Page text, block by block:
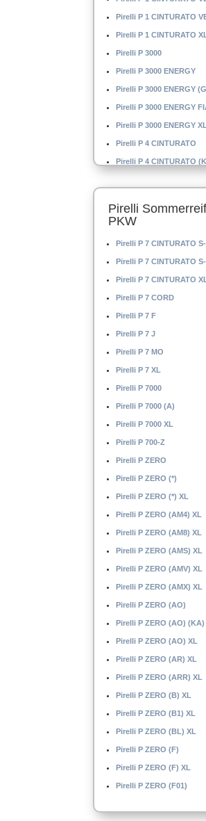
Pirelli P 1 CINTURATO
Pirelli P 1 CINTURATO
Pirelli P 3000
Pirelli P 3000 ENERGY
Pirelli P 3000 ENERGY
Pirelli P 3000 ENERGY
Pirelli P 3000 ENERGY XL
Pirelli P 4 CINTURATO
Pirelli P 4 CINTURATO
Pirelli P 4000 E
Pirelli
PKW
Pirelli P 7 CINTURATO
Pirelli P 7 CINTURATO
Pirelli P 7 CINTURATO
Pirelli P 7 CORD
Pirelli P 7 F
Pirelli P 7 J
Pirelli P 7 MO
Pirelli P 7 XL
Pirelli P 7000
Pirelli P 7000 (A)
Pirelli P 7000 XL
Pirelli P 700-Z
Pirelli P ZERO
Pirelli P ZERO (*)
Pirelli P ZERO (*) XL
Pirelli P ZERO (AM4) XL
Pirelli P ZERO (AM8) XL
Pirelli P ZERO (AMS) XL
Pirelli P ZERO (AMV) XL
Pirelli P ZERO (AMX) XL
Pirelli P ZERO (AO)
Pirelli P ZERO (AO) (KA)
Pirelli P ZERO (AO) XL
Pirelli P ZERO (AR) XL
Pirelli P ZERO (ARR) XL
Pirelli P ZERO (B) XL
Pirelli P ZERO (B1) XL
Pirelli P ZERO (BL) XL
Pirelli P ZERO (F)
Pirelli P ZERO (F) XL
Pirelli P ZERO (F01)